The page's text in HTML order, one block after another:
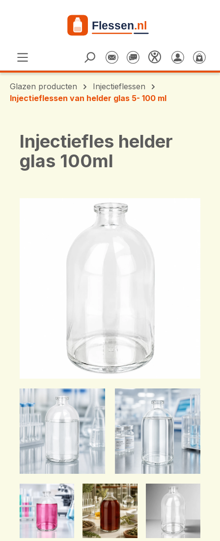
Glazen producten
Injectieflessen
Injectieflessen van helder glas 5- 100 ml
Injectiefles helder
glas 100ml